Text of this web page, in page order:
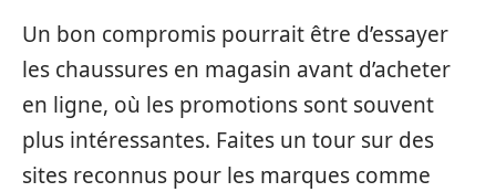
Un bon compromis pourrait être d’essayer
les chaussures en magasin avant d’acheter
en ligne, où les promotions sont souvent
plus intéressantes. Faites un tour sur des
sites reconnus pour les marques comme